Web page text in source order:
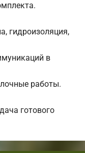
гидроизоляция,
в
работы.
готового